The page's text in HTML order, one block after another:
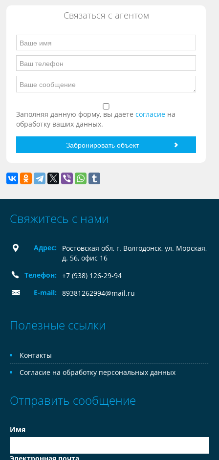
Связаться с агентом
Заполняя данную форму, вы даетесогласие на
обработку ваших данных.
Свяжитесь с нами
Адрес:
Ростовская обл, г. Волгодонск, ул. Морская,
д. 56, офис 16
Телефон:
+7 (938) 126-29-94
E-mail:
89381262994@mail.ru
Полезные ссылки
Контакты
Согласие на обработку персональных данных
Отправить сообщение
Имя